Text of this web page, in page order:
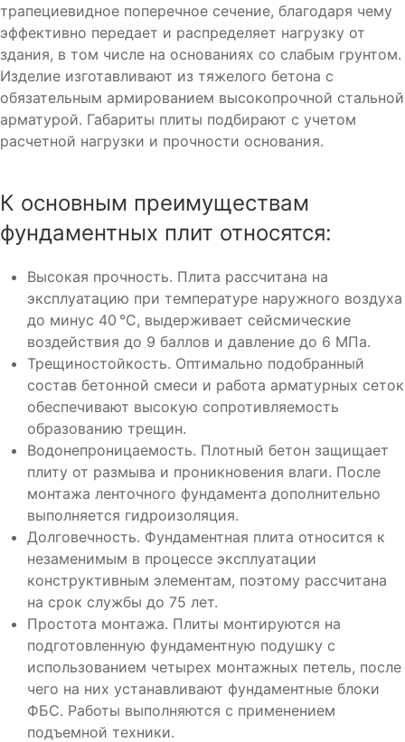
трапециевидное поперечное сечение, благодаря чему
эффективно передает и распределяет нагрузку от
здания, в том числе на основаниях со слабым грунтом.
Изделие изготавливают из тяжелого бетона с
обязательным армированием высокопрочной стальной
арматурой. Габариты плиты подбирают с учетом
расчетной нагрузки и прочности основания.
К основным преимуществам
фундаментных плит относятся:
Высокая прочность. Плита рассчитана на
эксплуатацию при температуре наружного воздуха
до минус 40 °С, выдерживает сейсмические
воздействия до 9 баллов и давление до 6 МПа.
Трещиностойкость. Оптимально подобранный
состав бетонной смеси и работа арматурных сеток
обеспечивают высокую сопротивляемость
образованию трещин.
Водонепроницаемость. Плотный бетон защищает
плиту от размыва и проникновения влаги. После
монтажа ленточного фундамента дополнительно
выполняется гидроизоляция.
Долговечность. Фундаментная плита относится к
незаменимым в процессе эксплуатации
конструктивным элементам, поэтому рассчитана
на срок службы до 75 лет.
Простота монтажа. Плиты монтируются на
подготовленную фундаментную подушку с
использованием четырех монтажных петель, после
чего на них устанавливают фундаментные блоки
ФБС. Работы выполняются с применением
подъемной техники.